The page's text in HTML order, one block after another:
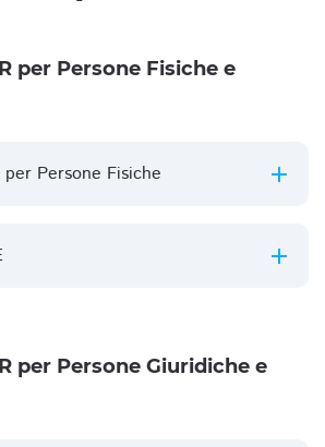
per Persone Fisiche e
Persone Fisiche
per Persone Giuridiche e